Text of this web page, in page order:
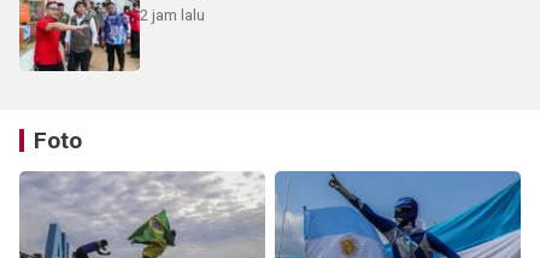
2 jam lalu
Foto